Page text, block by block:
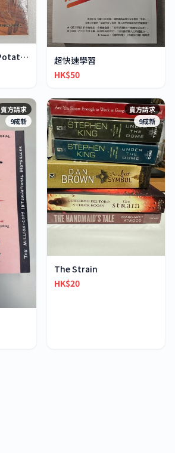
Ghosts Don't Eat Potato Chips
超快速學習
HK$50
賣方請求
9成新
賣方請求
9成新
The Strain
HK$20